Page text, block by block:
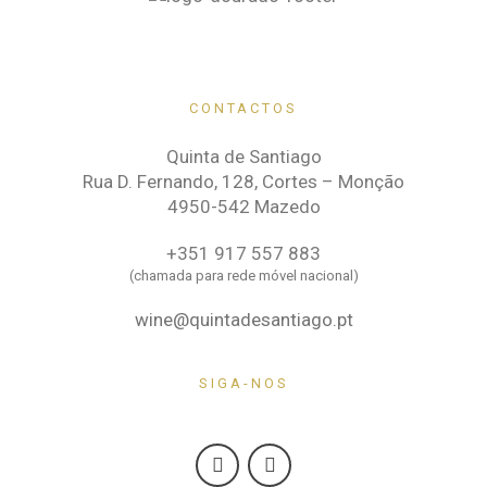
CONTACTOS
Quinta de Santiago
Rua D. Fernando, 128, Cortes – Monção
4950-542 Mazedo
+351 917 557 883
(chamada para rede móvel nacional)
wine@quintadesantiago.pt
SIGA-NOS